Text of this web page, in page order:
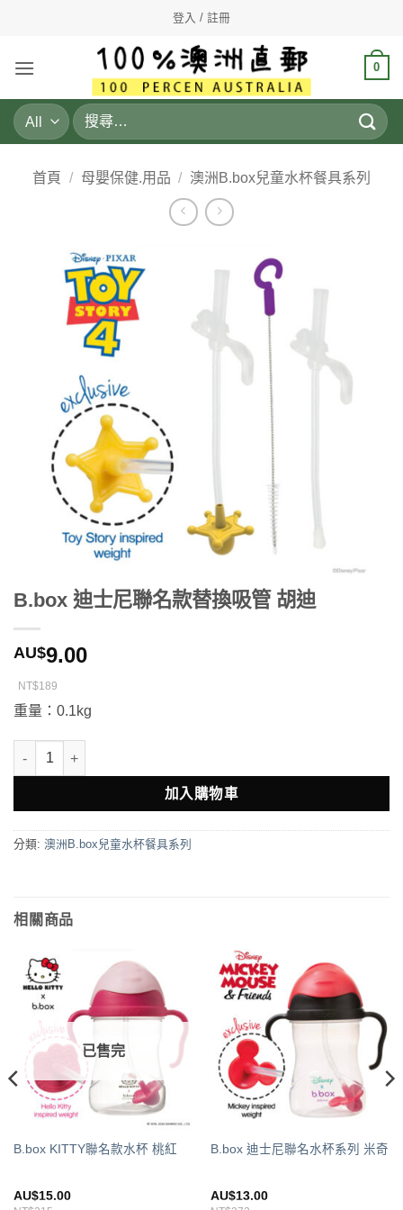
登入 / 註冊
0
搜
尋
鍵
首頁 / 母嬰保健.用品 / 澳洲B.box兒童水杯餐具系列
B.box 迪士尼聯名款替換吸管 胡迪
AU$9.00
NT$189
重量：0.1kg
B.box 迪士尼聯名款替換吸管 胡迪 數量
加入購物車
分類: 澳洲B.box兒童水杯餐具系列
相關商品
已售完
B.box KITTY聯名款水杯 桃紅
AU$15.00
B.box 迪士尼聯名水杯系列 米奇
AU$13.00